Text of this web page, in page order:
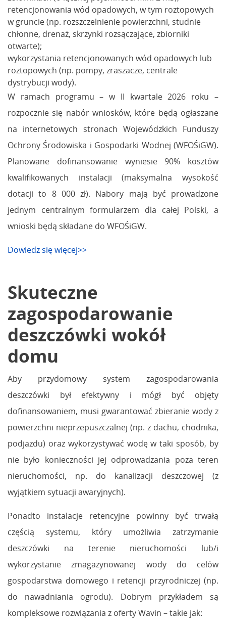
retencjonowania wód opadowych, w tym roztopowych
w gruncie (np. rozszczelnienie powierzchni, studnie
chłonne, drenaż, skrzynki rozsączające, zbiorniki
otwarte);
wykorzystania retencjonowanych wód opadowych lub
roztopowych (np. pompy, zraszacze, centrale
dystrybucji wody).
W ramach programu – w II kwartale 2026 roku –
rozpocznie się nabór wniosków, które będą ogłaszane
na internetowych stronach Wojewódzkich Funduszy
Ochrony Środowiska i Gospodarki Wodnej (WFOŚiGW).
Planowane dofinansowanie wyniesie 90% kosztów
kwalifikowanych instalacji (maksymalna wysokość
dotacji to 8 000 zł). Nabory mają być prowadzone
jednym centralnym formularzem dla całej Polski, a
wnioski będą składane do WFOŚiGW.
Dowiedz się więcej>>
Skuteczne
zagospodarowanie
deszczówki wokół
domu
Aby przydomowy system zagospodarowania
deszczówki był efektywny i mógł być objęty
dofinansowaniem, musi gwarantować zbieranie wody z
powierzchni nieprzepuszczalnej (np. z dachu, chodnika,
podjazdu) oraz wykorzystywać wodę w taki sposób, by
nie było konieczności jej odprowadzania poza teren
nieruchomości, np. do kanalizacji deszczowej (z
wyjątkiem sytuacji awaryjnych).
Ponadto instalacje retencyjne powinny być trwałą
częścią systemu, który umożliwia zatrzymanie
deszczówki na terenie nieruchomości lub/i
wykorzystanie zmagazynowanej wody do celów
gospodarstwa domowego i retencji przyrodniczej (np.
do nawadniania ogrodu). Dobrym przykładem są
kompleksowe rozwiązania z oferty Wavin – takie jak: